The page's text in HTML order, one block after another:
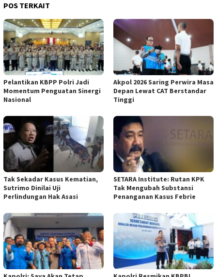
POS TERKAIT
Pelantikan KBPP Polri Jadi
Momentum Penguatan Sinergi
Nasional
Akpol 2026 Saring Perwira Masa
Depan Lewat CAT Berstandar
Tinggi
Tak Sekadar Kasus Kematian,
Sutrimo Dinilai Uji
Perlindungan Hak Asasi
SETARA Institute: Rutan KPK
Tak Mengubah Substansi
Penanganan Kasus Febrie